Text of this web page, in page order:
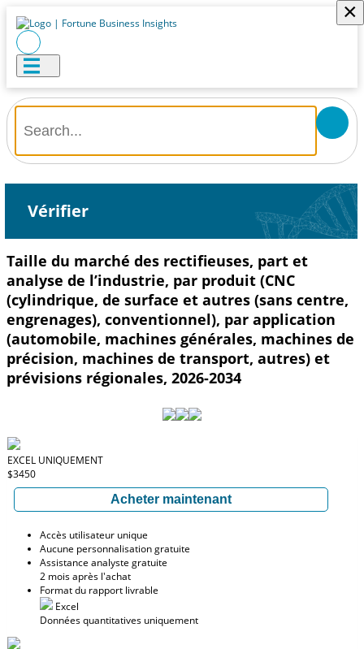
×
Vérifier
Taille du marché des rectifieuses, part et
analyse de l’industrie, par produit (CNC
(cylindrique, de surface et autres (sans centre,
engrenages), conventionnel), par application
(automobile, machines générales, machines de
précision, machines de transport, autres) et
prévisions régionales, 2026-2034
EXCEL UNIQUEMENT
$3450
Acheter maintenant
Accès utilisateur unique
Aucune personnalisation gratuite
Assistance analyste gratuite
2 mois après l'achat
Format du rapport livrable
Excel
Données quantitatives uniquement